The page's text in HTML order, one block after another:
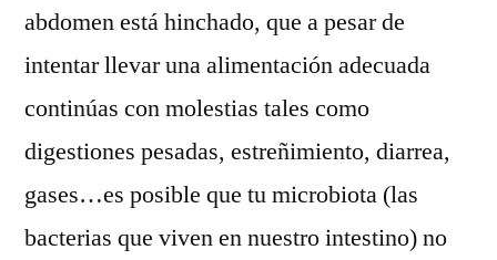
abdomen está hinchado, que a pesar de
intentar llevar una alimentación adecuada
continúas con molestias tales como
digestiones pesadas, estreñimiento, diarrea,
gases…es posible que tu microbiota (las
bacterias que viven en nuestro intestino) no